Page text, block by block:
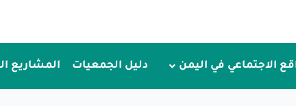
الاجتماعي في اليمن دليل الجمعيات المشاريع